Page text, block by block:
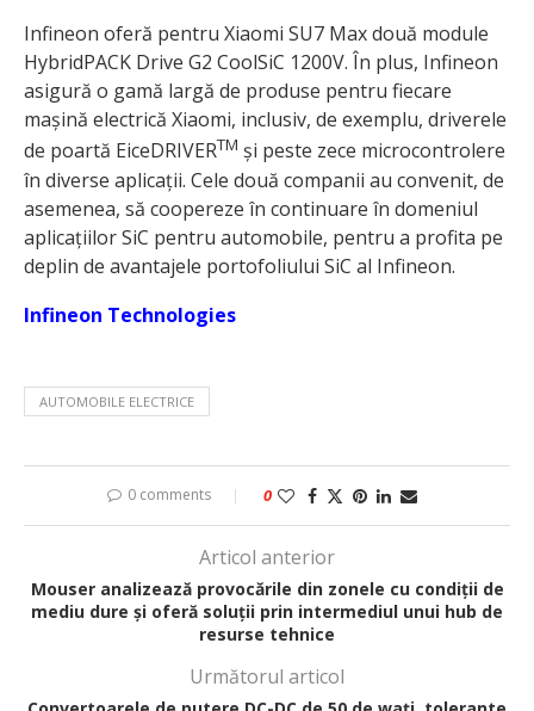
Infineon oferă pentru Xiaomi SU7 Max două module
HybridPACK Drive G2 CoolSiC 1200V. În plus, Infineon
asigură o gamă largă de produse pentru fiecare
mașină electrică Xiaomi, inclusiv, de exemplu, driverele
de poartă EiceDRIVERTM și peste zece microcontrolere
în diverse aplicații. Cele două companii au convenit, de
asemenea, să coopereze în continuare în domeniul
aplicațiilor SiC pentru automobile, pentru a profita pe
deplin de avantajele portofoliului SiC al Infineon.
Infineon Technologies
AUTOMOBILE ELECTRICE
0 comments 0
Articol anterior
Mouser analizează provocările din zonele cu condiții de
mediu dure și oferă soluții prin intermediul unui hub de
resurse tehnice
Următorul articol